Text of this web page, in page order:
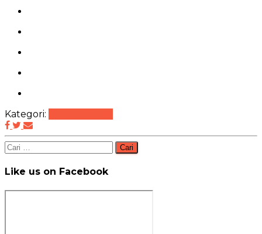
Kategori:
Cari
untuk:
Like us on Facebook